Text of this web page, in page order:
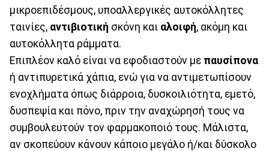
μικροεπιδέσμους, υποαλλεργικές αυτοκόλλητες
ταινίες, αντιβιοτική σκόνη και αλοιφή, ακόμη και
αυτοκόλλητα ράμματα.
Επιπλέον καλό είναι να εφοδιαστούν με παυσίπονα
ή αντιπυρετικά χάπια, ενώ για να αντιμετωπίσουν
ενοχλήματα όπως διάρροια, δυσκοιλιότητα, εμετό,
δυσπεψία και πόνο, πριν την αναχώρησή τους να
συμβουλευτούν τον φαρμακοποιό τους. Μάλιστα,
αν σκοπεύουν κάνουν κάποιο μεγάλο ή/και δύσκολο